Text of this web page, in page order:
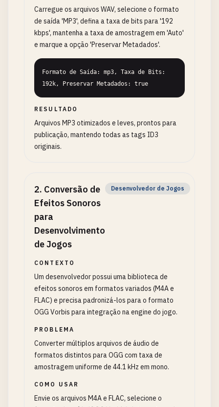
Carregue os arquivos WAV, selecione o formato
de saída 'MP3', defina a taxa de bits para '192
kbps', mantenha a taxa de amostragem em 'Auto'
e marque a opção 'Preservar Metadados'.
Formato de Saída: mp3, Taxa de Bits:
192k, Preservar Metadados: true
RESULTADO
Arquivos MP3 otimizados e leves, prontos para
publicação, mantendo todas as tags ID3
originais.
2. Conversão de
Efeitos Sonoros
para
Desenvolvimento
de Jogos
Desenvolvedor de Jogos
CONTEXTO
Um desenvolvedor possui uma biblioteca de
efeitos sonoros em formatos variados (M4A e
FLAC) e precisa padronizá-los para o formato
OGG Vorbis para integração na engine do jogo.
PROBLEMA
Converter múltiplos arquivos de áudio de
formatos distintos para OGG com taxa de
amostragem uniforme de 44.1 kHz em mono.
COMO USAR
Envie os arquivos M4A e FLAC, selecione o